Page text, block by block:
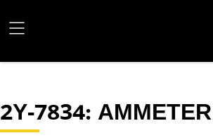
2Y-7834: AMMETER